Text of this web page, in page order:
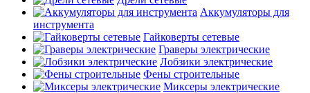
Аккумуляторы для
инструмента
Гайковерты сетевые
Граверы электрические
Лобзики электрические
Фены строительные
Миксеры электрические